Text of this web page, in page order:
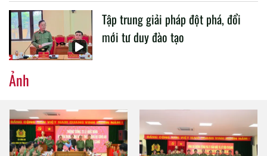
Tập trung giải pháp đột phá, đổi
mới tư duy đào tạo
Ảnh